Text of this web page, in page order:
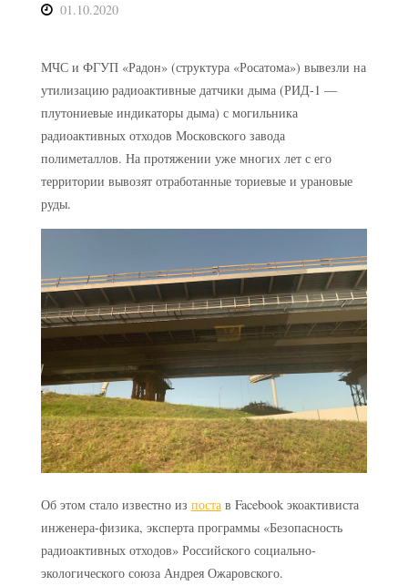
01.10.2020
МЧС и ФГУП «Радон» (структура «Росатома») вывезли на
утилизацию радиоактивные датчики дыма (РИД-1 —
плутониевые индикаторы дыма) с могильника
радиоактивных отходов Московского завода
полиметаллов. На протяжении уже многих лет с его
территории вывозят отработанные ториевые и урановые
руды.
Об этом стало известно из постав Facebook экоактивиста
инженера-физика, эксперта программы «Безопасность
радиоактивных отходов» Российского социально-
экологического союза Андрея Ожаровского.